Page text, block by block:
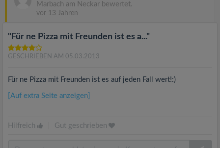
Marbach am Neckar bewertet.
vor 13 Jahren
"Für ne Pizza mit Freunden ist es a..."
GESCHRIEBEN AM 05.03.2013
Für ne Pizza mit Freunden ist es auf jeden Fall wert!:)
[Auf extra Seite anzeigen]
Hilfreich Gut geschrieben